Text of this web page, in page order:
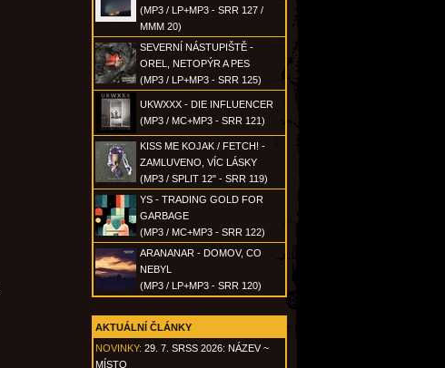
(MP3 / LP+MP3 - SRR 127 /
MMM 20)
SEVERNÍ NÁSTUPIŠTĚ -
OREL, NETOPÝR A PES
(MP3 / LP+MP3 - SRR 125)
UKWXXX - DIE INFLUENCER
(MP3 / MC+MP3 - SRR 121)
KISS ME KOJAK / FETCH! -
ZAMLUVENO, VÍC LÁSKY
(MP3 / SPLIT 12" - SRR 119)
YS - TRADING GOLD FOR
GARBAGE
(MP3 / MC+MP3 - SRR 122)
ARANANAR - DOMOV, CO
NEBYL
(MP3 / LP+MP3 - SRR 120)
AKTUÁLNÍ ČLÁNKY
NOVINKY: 29. 7. SRSS 2026: NÁZEV ~
MÍSTO